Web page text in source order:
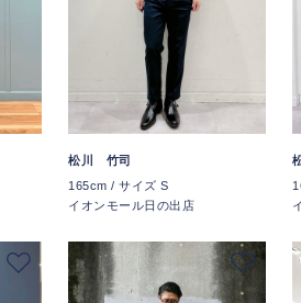
松川 竹司
165cm / サイズ S
イオンモール日の出店